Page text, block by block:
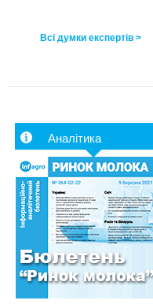
Всі думки експертів >
Аналітика